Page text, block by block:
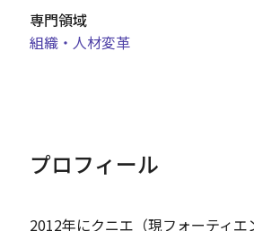
専門領域
組織・人材変革
プロフィール
2012年にクニエ（現フォーティエ